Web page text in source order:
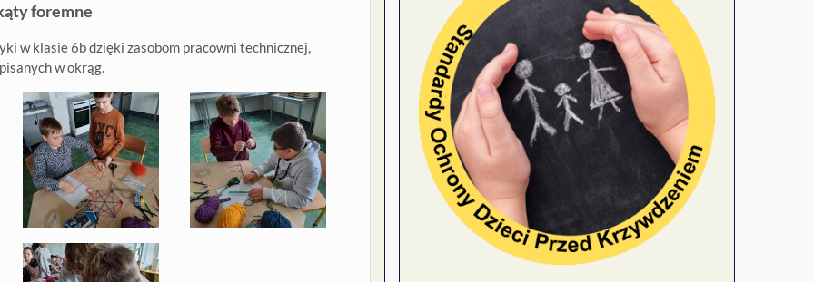
foremne
w klasie 6b dzięki zasobom pracowni technicznej,
w okrąg.